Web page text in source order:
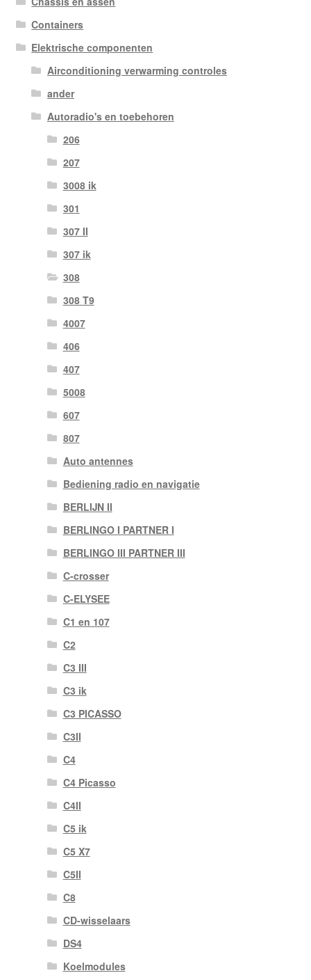
Containers
Elektrische componenten
Airconditioning verwarming controles
ander
Autoradio's en toebehoren
206
207
3008 ik
301
307 II
307 ik
308
308 T9
4007
406
407
5008
607
807
Auto antennes
Bediening radio en navigatie
BERLIJN II
BERLINGO I PARTNER I
BERLINGO III PARTNER III
C-crosser
C-ELYSEE
C1 en 107
C2
C3 III
C3 ik
C3 PICASSO
C3II
C4
C4 Picasso
C4II
C5 ik
C5 X7
C5II
C8
CD-wisselaars
DS4
Koelmodules